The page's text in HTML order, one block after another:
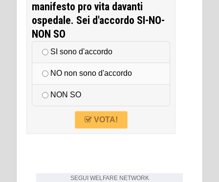
manifesto pro vita davanti
ospedale. Sei d'accordo SI-NO-
NON SO
SI sono d'accordo
NO non sono d'accordo
NON SO
VOTA!
SEGUI WELFARE NETWORK